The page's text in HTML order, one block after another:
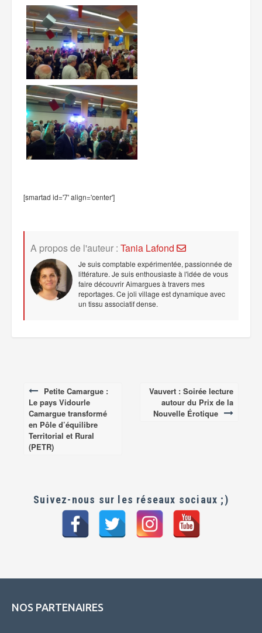
[smartad id='7' align='center']
A propos de l'auteur : Tania Lafond
Je suis comptable expérimentée, passionnée de
littérature. Je suis enthousiaste à l'idée de vous
faire découvrir Aimargues à travers mes
reportages. Ce joli village est dynamique avec
un tissu associatif dense.
Post
navigation
Petite Camargue :
Le pays Vidourle
Camargue transformé
en Pôle d’équilibre
Territorial et Rural
(PETR)
Vauvert : Soirée lecture
autour du Prix de la
Nouvelle Érotique
Suivez-nous sur les réseaux sociaux ;)
NOS PARTENAIRES